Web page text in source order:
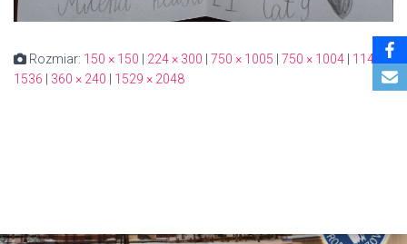
Rozmiar: 150 × 150 224 × 300 750 × 1005 750 × 1004
1147 ×
1536
360 × 240 1529 × 2048